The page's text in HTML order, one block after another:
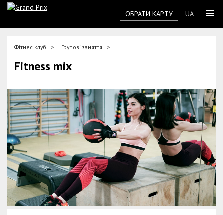
UA
ОБРАТИ КАРТУ
Фітнес клуб Групові заняття
Fitness mix